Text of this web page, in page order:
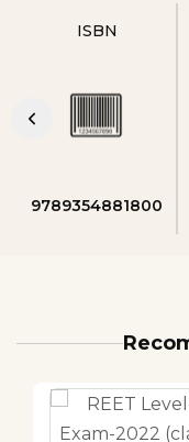
ISBN
9789354881800